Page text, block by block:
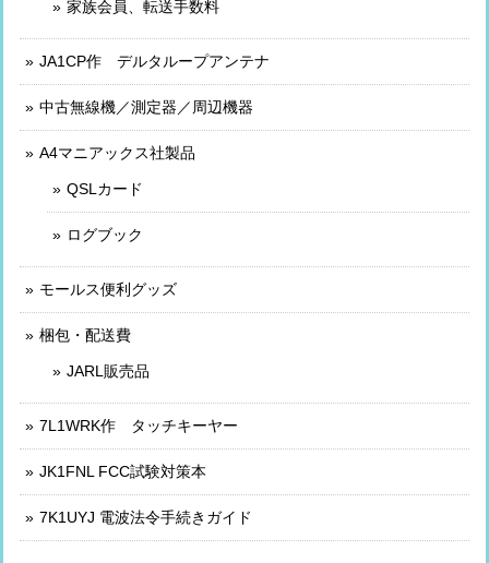
家族会員、転送手数料
JA1CP作 デルタループアンテナ
中古無線機／測定器／周辺機器
A4マニアックス社製品
QSLカード
ログブック
モールス便利グッズ
梱包・配送費
JARL販売品
7L1WRK作 タッチキーヤー
JK1FNL FCC試験対策本
7K1UYJ 電波法令手続きガイド